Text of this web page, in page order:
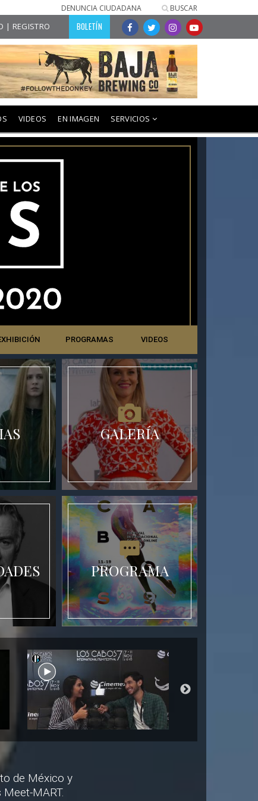
DENUNCIA CIUDADANA BUSCAR
| REGISTRO BOLETÍN
VIDEOS EN IMAGEN SERVICIOS
PROGRAMAS VIDEOS
GALERÍA
PROGRAMA
de México y
MART.